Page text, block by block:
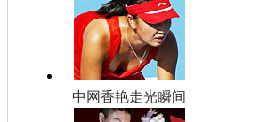
中网香艳走光瞬间